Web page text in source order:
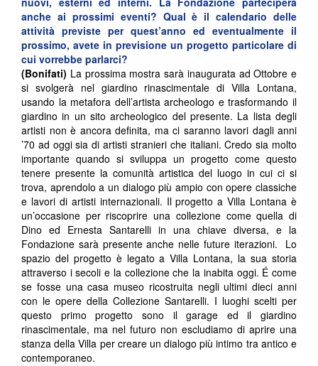
anche ai prossimi eventi? Qual è il calendario delle
attività previste per quest’anno ed eventualmente il
prossimo, avete in previsione un progetto particolare di
cui vorrebbe parlarci?
(Bonifati) La prossima mostra sarà inaugurata ad Ottobre e
si svolgerà nel giardino rinascimentale di Villa Lontana,
usando la metafora dell’artista archeologo e trasformando il
giardino in un sito archeologico del presente. La lista degli
artisti non è ancora definita, ma ci saranno lavori dagli anni
’70 ad oggi sia di artisti stranieri che italiani. Credo sia molto
importante quando si sviluppa un progetto come questo
tenere presente la comunità artistica del luogo in cui ci si
trova, aprendolo a un dialogo più ampio con opere classiche
e lavori di artisti internazionali. Il progetto a Villa Lontana è
un’occasione per riscoprire una collezione come quella di
Dino ed Ernesta Santarelli in una chiave diversa, e la
Fondazione sarà presente anche nelle future iterazioni. Lo
spazio del progetto è legato a Villa Lontana, la sua storia
attraverso i secoli e la collezione che la inabita oggi. É come
se fosse una casa museo ricostruita negli ultimi dieci anni
con le opere della Collezione Santarelli. I luoghi scelti per
questo primo progetto sono il garage ed il giardino
rinascimentale, ma nel futuro non escludiamo di aprire una
stanza della Villa per creare un dialogo più intimo tra antico e
contemporaneo.